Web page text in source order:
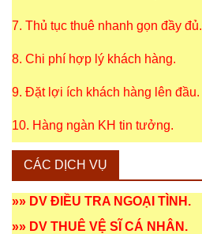
7. Thủ tục thuê nhanh gọn đầy đủ.
8. Chi phí hợp lý khách hàng.
9. Đặt lợi ích khách hàng lên đầu.
10. Hàng ngàn KH tin tưởng.
CÁC DỊCH VỤ
»» DV ĐIỀU TRA NGOẠI TÌNH .
»» DV THUÊ VỆ SĨ CÁ NHÂN .